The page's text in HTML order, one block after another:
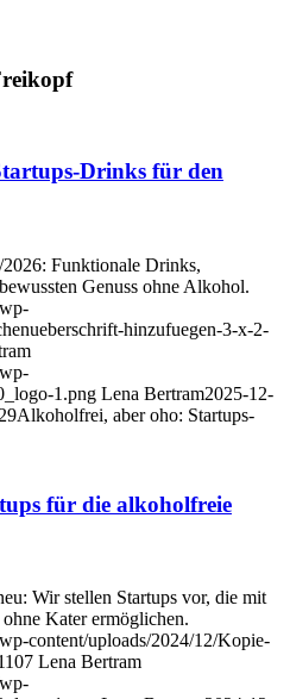
Drinks für den
Funktionale Drinks,
Genuss ohne Alkohol.
hinzufuegen-3-x-2-
1.png Lena Bertram2025-12-
Alkoholfrei, aber oho: Startups-
für die alkoholfreie
Wir stellen Startups vor, die mit
Kater ermöglichen.
content/uploads/2024/12/Kopie-
Lena Bertram